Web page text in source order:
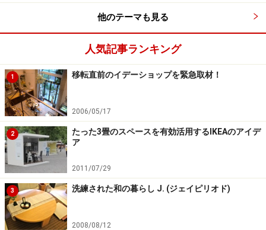
他のテーマも見る
人気記事ランキング
1 移転直前のイデーショップを緊急取材！
2006/05/17
2
たった3畳のスペースを有効活用するIKEAのアイデ
ア
2011/07/29
3 洗練された和の暮らし J. (ジェイピリオド)
2008/08/12